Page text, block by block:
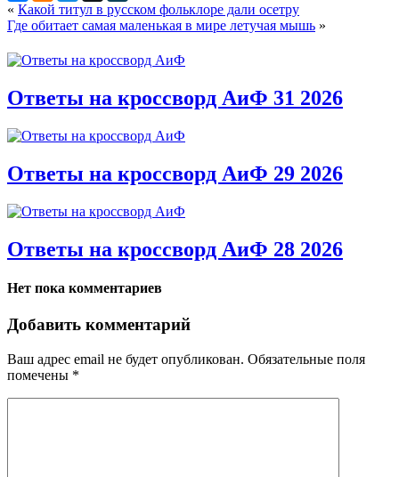
« Какой титул в русском фольклоре дали осетру
Где обитает самая маленькая в мире летучая мышь »
Ответы на кроссворд АиФ 31 2026
Ответы на кроссворд АиФ 29 2026
Ответы на кроссворд АиФ 28 2026
Нет пока комментариев
Добавить комментарий
Ваш адрес email не будет опубликован. Обязательные поля
помечены *